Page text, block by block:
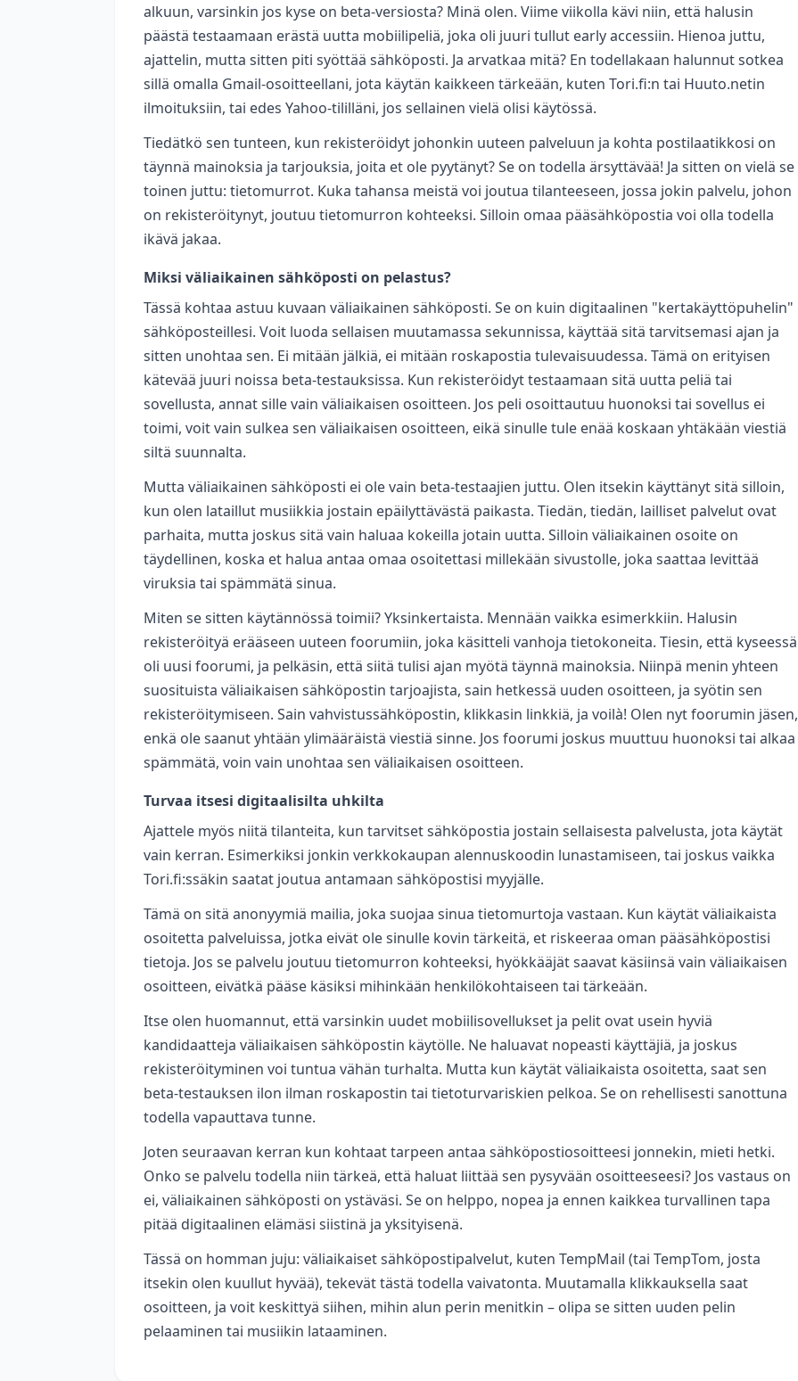
alkuun, varsinkin jos kyse on beta-versiosta? Minä olen. Viime viikolla kävi niin, että halusin
päästä testaamaan erästä uutta mobiilipeliä, joka oli juuri tullut early accessiin. Hienoa juttu,
ajattelin, mutta sitten piti syöttää sähköposti. Ja arvatkaa mitä? En todellakaan halunnut sotkea
sillä omalla Gmail-osoitteellani, jota käytän kaikkeen tärkeään, kuten Tori.fi:n tai Huuto.netin
ilmoituksiin, tai edes Yahoo-tililläni, jos sellainen vielä olisi käytössä.
Tiedätkö sen tunteen, kun rekisteröidyt johonkin uuteen palveluun ja kohta postilaatikkosi on
täynnä mainoksia ja tarjouksia, joita et ole pyytänyt? Se on todella ärsyttävää! Ja sitten on vielä se
toinen juttu: tietomurrot. Kuka tahansa meistä voi joutua tilanteeseen, jossa jokin palvelu, johon
on rekisteröitynyt, joutuu tietomurron kohteeksi. Silloin omaa pääsähköpostia voi olla todella
ikävä jakaa.
Miksi väliaikainen sähköposti on pelastus?
Tässä kohtaa astuu kuvaan väliaikainen sähköposti. Se on kuin digitaalinen "kertakäyttöpuhelin"
sähköposteillesi. Voit luoda sellaisen muutamassa sekunnissa, käyttää sitä tarvitsemasi ajan ja
sitten unohtaa sen. Ei mitään jälkiä, ei mitään roskapostia tulevaisuudessa. Tämä on erityisen
kätevää juuri noissa beta-testauksissa. Kun rekisteröidyt testaamaan sitä uutta peliä tai
sovellusta, annat sille vain väliaikaisen osoitteen. Jos peli osoittautuu huonoksi tai sovellus ei
toimi, voit vain sulkea sen väliaikaisen osoitteen, eikä sinulle tule enää koskaan yhtäkään viestiä
siltä suunnalta.
Mutta väliaikainen sähköposti ei ole vain beta-testaajien juttu. Olen itsekin käyttänyt sitä silloin,
kun olen lataillut musiikkia jostain epäilyttävästä paikasta. Tiedän, tiedän, lailliset palvelut ovat
parhaita, mutta joskus sitä vain haluaa kokeilla jotain uutta. Silloin väliaikainen osoite on
täydellinen, koska et halua antaa omaa osoitettasi millekään sivustolle, joka saattaa levittää
viruksia tai spämmätä sinua.
Miten se sitten käytännössä toimii? Yksinkertaista. Mennään vaikka esimerkkiin. Halusin
rekisteröityä erääseen uuteen foorumiin, joka käsitteli vanhoja tietokoneita. Tiesin, että kyseessä
oli uusi foorumi, ja pelkäsin, että siitä tulisi ajan myötä täynnä mainoksia. Niinpä menin yhteen
suosituista väliaikaisen sähköpostin tarjoajista, sain hetkessä uuden osoitteen, ja syötin sen
rekisteröitymiseen. Sain vahvistussähköpostin, klikkasin linkkiä, ja voilà! Olen nyt foorumin jäsen,
enkä ole saanut yhtään ylimääräistä viestiä sinne. Jos foorumi joskus muuttuu huonoksi tai alkaa
spämmätä, voin vain unohtaa sen väliaikaisen osoitteen.
Turvaa itsesi digitaalisilta uhkilta
Ajattele myös niitä tilanteita, kun tarvitset sähköpostia jostain sellaisesta palvelusta, jota käytät
vain kerran. Esimerkiksi jonkin verkkokaupan alennuskoodin lunastamiseen, tai joskus vaikka
Tori.fi:ssäkin saatat joutua antamaan sähköpostisi myyjälle.
Tämä on sitä anonyymiä mailia, joka suojaa sinua tietomurtoja vastaan. Kun käytät väliaikaista
osoitetta palveluissa, jotka eivät ole sinulle kovin tärkeitä, et riskeeraa oman pääsähköpostisi
tietoja. Jos se palvelu joutuu tietomurron kohteeksi, hyökkääjät saavat käsiinsä vain väliaikaisen
osoitteen, eivätkä pääse käsiksi mihinkään henkilökohtaiseen tai tärkeään.
Itse olen huomannut, että varsinkin uudet mobiilisovellukset ja pelit ovat usein hyviä
kandidaatteja väliaikaisen sähköpostin käytölle. Ne haluavat nopeasti käyttäjiä, ja joskus
rekisteröityminen voi tuntua vähän turhalta. Mutta kun käytät väliaikaista osoitetta, saat sen
beta-testauksen ilon ilman roskapostin tai tietoturvariskien pelkoa. Se on rehellisesti sanottuna
todella vapauttava tunne.
Joten seuraavan kerran kun kohtaat tarpeen antaa sähköpostiosoitteesi jonnekin, mieti hetki.
Onko se palvelu todella niin tärkeä, että haluat liittää sen pysyvään osoitteeseesi? Jos vastaus on
ei, väliaikainen sähköposti on ystäväsi. Se on helppo, nopea ja ennen kaikkea turvallinen tapa
pitää digitaalinen elämäsi siistinä ja yksityisenä.
Tässä on homman juju: väliaikaiset sähköpostipalvelut, kuten TempMail (tai TempTom, josta
itsekin olen kuullut hyvää), tekevät tästä todella vaivatonta. Muutamalla klikkauksella saat
osoitteen, ja voit keskittyä siihen, mihin alun perin menitkin – olipa se sitten uuden pelin
pelaaminen tai musiikin lataaminen.